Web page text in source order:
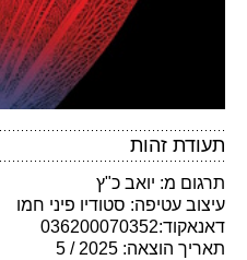
תעודת זהות
תרגום מ: יואב כ"ץ
עיצוב עטיפה: סטודיו פיני חמו
דאנאקוד:036200070352
תאריך הוצאה: 2025 / 5